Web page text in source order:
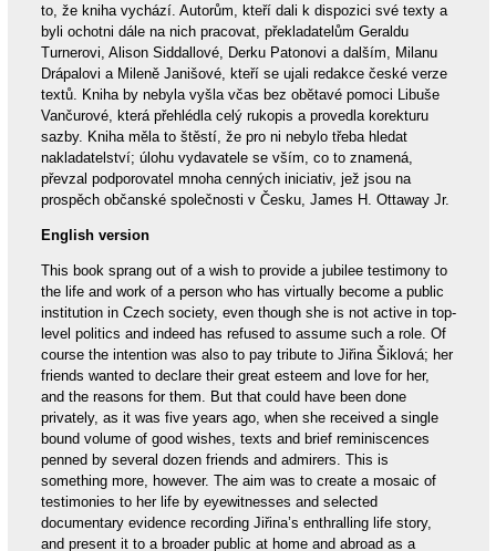
to, že kniha vychází. Autorům, kteří dali k dispozici své texty a
byli ochotni dále na nich pracovat, překladatelům Geraldu
Turnerovi, Alison Siddallové, Derku Patonovi a dalším, Milanu
Drápalovi a Mileně Janišové, kteří se ujali redakce české verze
textů. Kniha by nebyla vyšla včas bez obětavé pomoci Libuše
Vančurové, která přehlédla celý rukopis a provedla korekturu
sazby. Kniha měla to štěstí, že pro ni nebylo třeba hledat
nakladatelství; úlohu vydavatele se vším, co to znamená,
převzal podporovatel mnoha cenných iniciativ, jež jsou na
prospěch občanské společnosti v Česku, James H. Ottaway Jr.
English version
This book sprang out of a wish to provide a jubilee testimony to
the life and work of a person who has virtually become a public
institution in Czech society, even though she is not active in top-
level politics and indeed has refused to assume such a role. Of
course the intention was also to pay tribute to Jiřina Šiklová; her
friends wanted to declare their great esteem and love for her,
and the reasons for them. But that could have been done
privately, as it was five years ago, when she received a single
bound volume of good wishes, texts and brief reminiscences
penned by several dozen friends and admirers. This is
something more, however. The aim was to create a mosaic of
testimonies to her life by eyewitnesses and selected
documentary evidence recording Jiřina’s enthralling life story,
and present it to a broader public at home and abroad as a